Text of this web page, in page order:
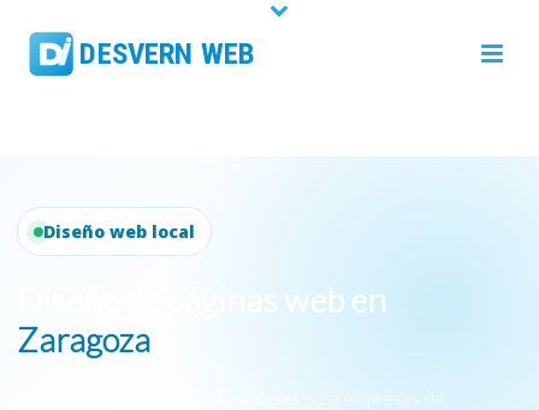
Diseño web local
Diseño de páginas web en
Zaragoza
Creamos páginas web profesionales para empresas de